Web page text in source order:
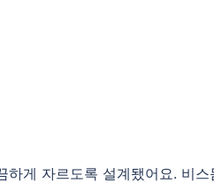
게 자르도록 설계됐어요. 비